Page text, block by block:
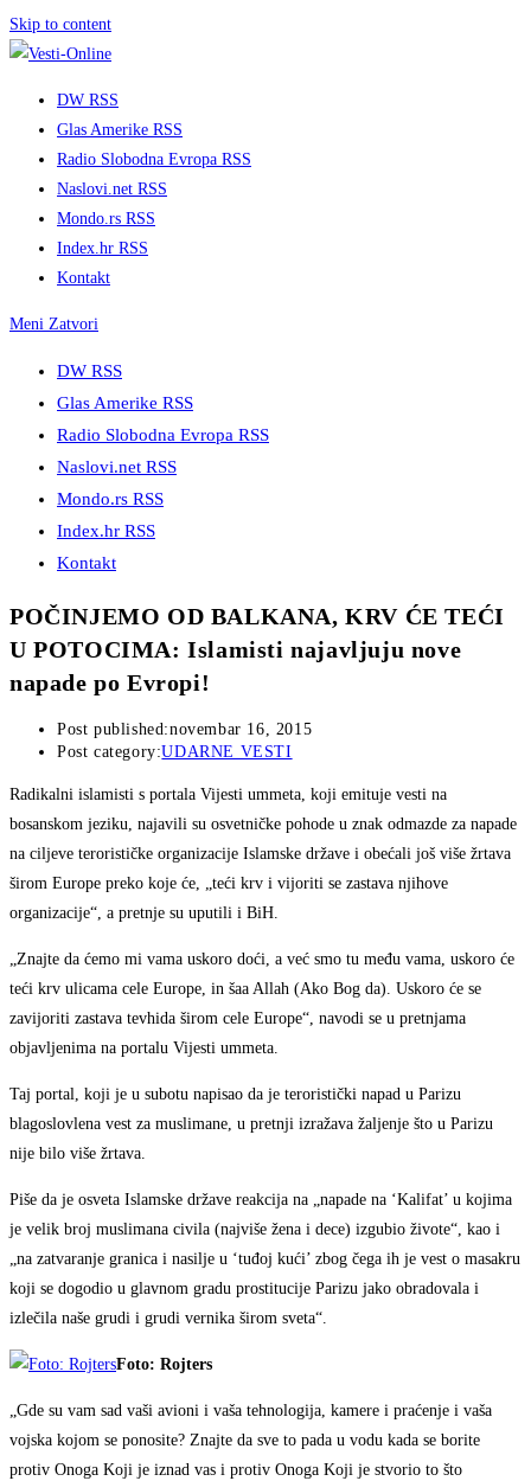
Skip to content
DW RSS
Glas Amerike RSS
Radio Slobodna Evropa RSS
Naslovi.net RSS
Mondo.rs RSS
Index.hr RSS
Kontakt
Meni Zatvori
DW RSS
Glas Amerike RSS
Radio Slobodna Evropa RSS
Naslovi.net RSS
Mondo.rs RSS
Index.hr RSS
Kontakt
POČINJEMO OD BALKANA, KRV ĆE TEĆI
U POTOCIMA: Islamisti najavljuju nove
napade po Evropi!
Post published:novembar 16, 2015
Post category:UDARNE VESTI
Radikalni islamisti s portala Vijesti ummeta, koji emituje vesti na
bosanskom jeziku, najavili su osvetničke pohode u znak odmazde za napade
na ciljeve terorističke organizacije Islamske države i obećali još više žrtava
širom Europe preko koje će, „teći krv i vijoriti se zastava njihove
organizacije“, a pretnje su uputili i BiH.
„Znajte da ćemo mi vama uskoro doći, a već smo tu među vama, uskoro će
teći krv ulicama cele Europe, in šaa Allah (Ako Bog da). Uskoro će se
zavijoriti zastava tevhida širom cele Europe“, navodi se u pretnjama
objavljenima na portalu Vijesti ummeta.
Taj portal, koji je u subotu napisao da je teroristički napad u Parizu
blagoslovlena vest za muslimane, u pretnji izražava žaljenje što u Parizu
nije bilo više žrtava.
Piše da je osveta Islamske države reakcija na „napade na ‘Kalifat’ u kojima
je velik broj muslimana civila (najviše žena i dece) izgubio živote“, kao i
„na zatvaranje granica i nasilje u ‘tuđoj kući’ zbog čega ih je vest o masakru
koji se dogodio u glavnom gradu prostitucije Parizu jako obradovala i
izlečila naše grudi i grudi vernika širom sveta“.
Foto: Rojters
„Gde su vam sad vaši avioni i vaša tehnologija, kamere i praćenje i vaša
vojska kojom se ponosite? Znajte da sve to pada u vodu kada se borite
protiv Onoga Koji je iznad vas i protiv Onoga Koji je stvorio to što